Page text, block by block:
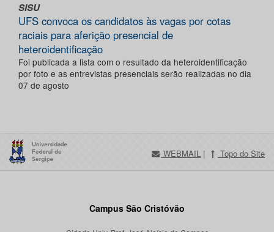
SISU
UFS convoca os candidatos às vagas por cotas
raciais para aferição presencial de
heteroidentificação
Foi publicada a lista com o resultado da heteroidentificação
por foto e as entrevistas presenciais serão realizadas no dia
07 de agosto
WEBMAIL | Topo do Site
Campus São Cristóvão